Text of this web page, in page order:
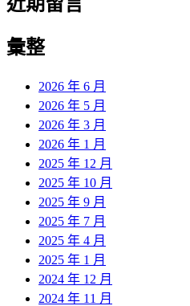
彙整
2026 年 6 月
2026 年 5 月
2026 年 3 月
2026 年 1 月
2025 年 12 月
2025 年 10 月
2025 年 9 月
2025 年 7 月
2025 年 4 月
2025 年 1 月
2024 年 12 月
2024 年 11 月